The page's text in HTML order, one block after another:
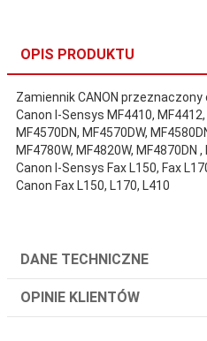
OPIS PRODUKTU
Zamiennik CANON przeznaczony
Canon I-Sensys MF4410,
MF4570DN, MF4570DW,
MF4780W, MF4820W, MF4870DN
Canon I-Sensys Fax L150, Fax
Canon Fax L150, L170, L410
DANE TECHNICZNE
OPINIE KLIENTÓW